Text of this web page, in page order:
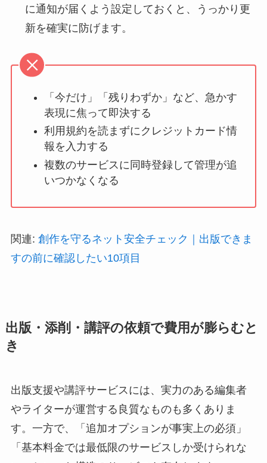
に通知が届くよう設定しておくと、うっかり更
新を確実に防げます。
「今だけ」「残りわずか」など、急かす
表現に焦って即決する
利用規約を読まずにクレジットカード情
報を入力する
複数のサービスに同時登録して管理が追
いつかなくなる
関連: 創作を守るネット安全チェック｜出版できま
すの前に確認したい10項目
出版・添削・講評の依頼で費用が膨らむと
き
出版支援や講評サービスには、実力のある編集者
やライターが運営する良質なものも多くありま
す。一方で、「追加オプションが事実上の必須」
「基本料金では最低限のサービスしか受けられな